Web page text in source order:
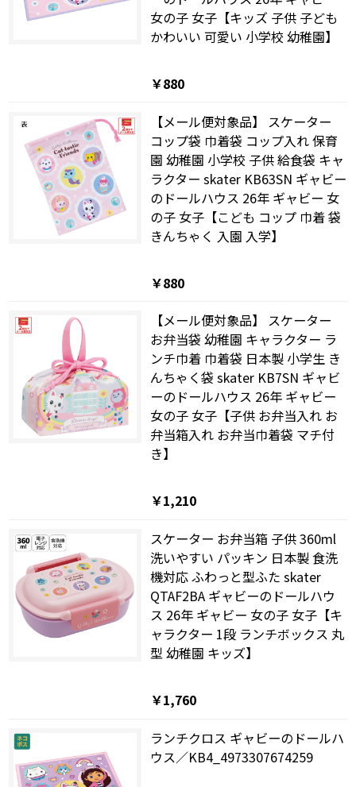
女の子 女子【キッズ 子供 子ども
かわいい 可愛い 小学校 幼稚園】
￥880
【メール便対象品】 スケーター
コップ袋 巾着袋 コップ入れ 保育
園 幼稚園 小学校 子供 給食袋 キャ
ラクター skater KB63SN ギャビー
のドールハウス 26年 ギャビー 女
の子 女子【こども コップ 巾着 袋
きんちゃく 入園 入学】
￥880
【メール便対象品】 スケーター
お弁当袋 幼稚園 キャラクター ラ
ンチ巾着 巾着袋 日本製 小学生 き
んちゃく袋 skater KB7SN ギャビ
ーのドールハウス 26年 ギャビー
女の子 女子【子供 お弁当入れ お
弁当箱入れ お弁当巾着袋 マチ付
き】
￥1,210
スケーター お弁当箱 子供 360ml
洗いやすい パッキン 日本製 食洗
機対応 ふわっと型ふた skater
QTAF2BA ギャビーのドールハウ
ス 26年 ギャビー 女の子 女子【キ
ャラクター 1段 ランチボックス 丸
型 幼稚園 キッズ】
￥1,760
ランチクロス ギャビーのドールハ
ウス／KB4_4973307674259